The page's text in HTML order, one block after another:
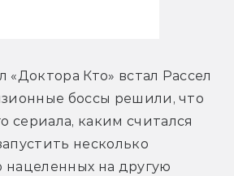
«Доктора Кто» встал Рассел
боссы решили, что
сериала, каким считался
несколько
нацеленных на другую